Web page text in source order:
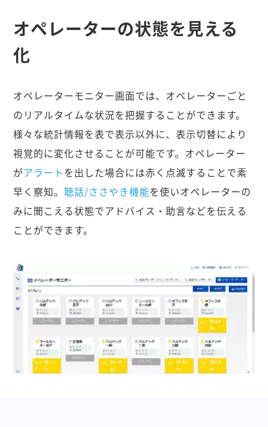
オペレーターの状態を見える
化
オペレーターモニター画面では、オペレーターごと
のリアルタイムな状況を把握することができます。
様々な統計情報を表で表示以外に、表示切替により
視覚的に変化させることが可能です。オペレーター
がアラートを出した場合には赤く点滅することで素
早く察知。聴話/ささやき機能を使いオペレーターの
みに聞こえる状態でアドバイス・助言などを伝える
ことができます。